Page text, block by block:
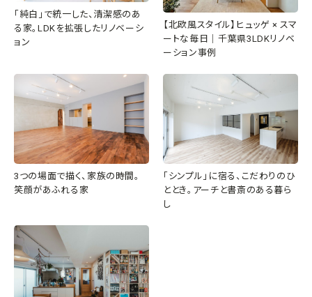
「純白」で統一した、清潔感のあ
る家。LDKを拡張したリノベーシ
ョン
【北欧風スタイル】ヒュッゲ × スマ
ートな毎日｜千葉県3LDKリノベ
ーション事例
3つの場面で描く、家族の時間。
笑顔があふれる家
「シンプル」に宿る、こだわりのひ
ととき。アーチと書斎のある暮ら
し